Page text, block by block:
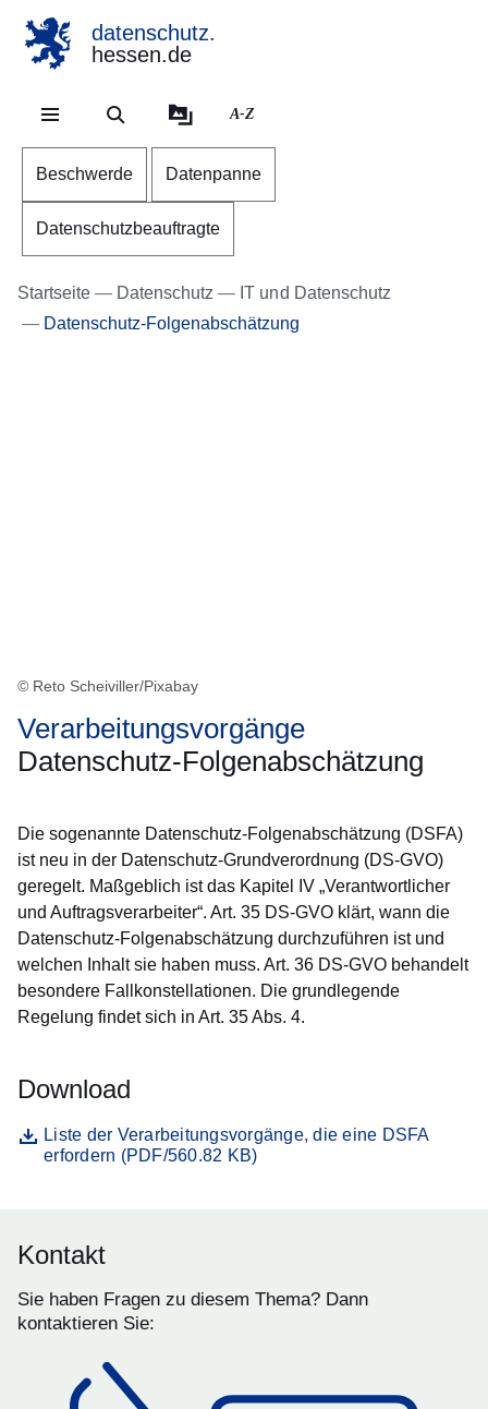
datenschutz.
hessen.de
A-Z
Beschwerde Datenpanne
Datenschutzbeauftragte
Startseite Datenschutz
IT und Datenschutz
Datenschutz-Folgenabschätzung
© Reto Scheiviller/Pixabay
Verarbeitungsvorgänge
Datenschutz-Folgenabschätzung
Die sogenannte Datenschutz-Folgenabschätzung (DSFA)
ist neu in der Datenschutz-Grundverordnung (DS-GVO)
geregelt. Maßgeblich ist das Kapitel IV „Verantwortlicher
und Auftragsverarbeiter“. Art. 35 DS-GVO klärt, wann die
Datenschutz-Folgenabschätzung durchzuführen ist und
welchen Inhalt sie haben muss. Art. 36 DS-GVO behandelt
besondere Fallkonstellationen. Die grundlegende
Regelung findet sich in Art. 35 Abs. 4.
Download
DateiListe der Verarbeitungsvorgänge, die eine DSFA
erfordern (PDF/560.82 KB)
Öffnet sich in einem neuen Fenster
Kontakt
Sie haben Fragen zu diesem Thema? Dann
kontaktieren Sie: